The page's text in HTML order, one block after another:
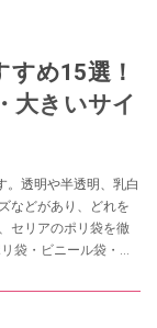
すめ15選！
大きいサイ
。透明や半透明、乳白
などがあり、どれを
セリアのポリ袋を徹
袋・ビニール袋・ナ